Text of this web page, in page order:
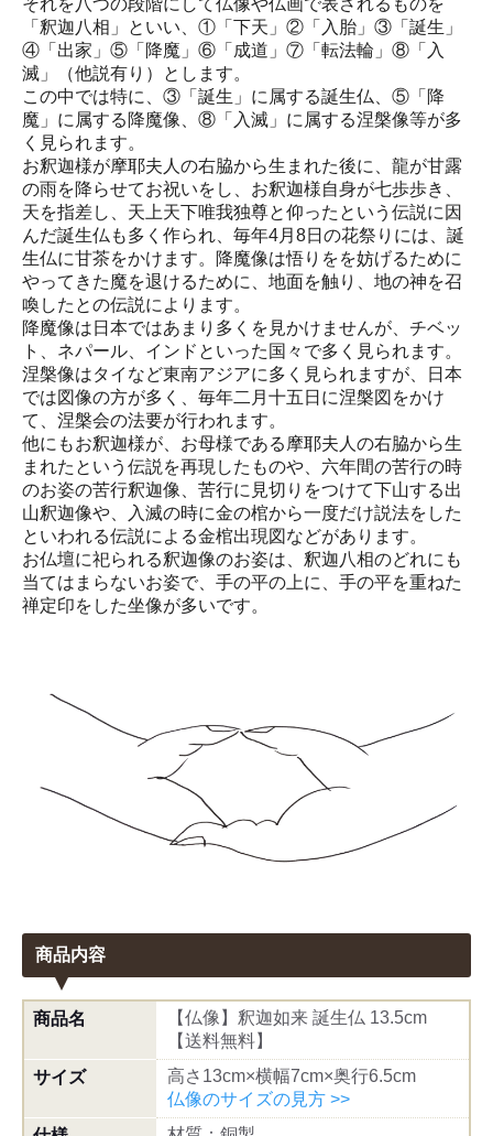
「釈迦八相」といい、①「下天」②「入胎」③「誕生」
④「出家」⑤「降魔」⑥「成道」⑦「転法輪」⑧「入
滅」（他説有り）とします。
この中では特に、③「誕生」に属する誕生仏、⑤「降
魔」に属する降魔像、⑧「入滅」に属する涅槃像等が多
く見られます。
お釈迦様が摩耶夫人の右脇から生まれた後に、龍が甘露
の雨を降らせてお祝いをし、お釈迦様自身が七歩歩き、
天を指差し、天上天下唯我独尊と仰ったという伝説に因
んだ誕生仏も多く作られ、毎年4月8日の花祭りには、誕
生仏に甘茶をかけます。降魔像は悟りをを妨げるために
やってきた魔を退けるために、地面を触り、地の神を召
喚したとの伝説によります。
降魔像は日本ではあまり多くを見かけませんが、チベッ
ト、ネパール、インドといった国々で多く見られます。
涅槃像はタイなど東南アジアに多く見られますが、日本
では図像の方が多く、毎年二月十五日に涅槃図をかけ
て、涅槃会の法要が行われます。
他にもお釈迦様が、お母様である摩耶夫人の右脇から生
まれたという伝説を再現したものや、六年間の苦行の時
のお姿の苦行釈迦像、苦行に見切りをつけて下山する出
山釈迦像や、入滅の時に金の棺から一度だけ説法をした
といわれる伝説による金棺出現図などがあります。
お仏壇に祀られる釈迦像のお姿は、釈迦八相のどれにも
当てはまらないお姿で、手の平の上に、手の平を重ねた
禅定印をした坐像が多いです。
商品内容
商品名
【仏像】釈迦如来 誕生仏 13.5cm
【送料無料】
サイズ
高さ13cm×横幅7cm×奥行6.5cm
仏像のサイズの見方 >>